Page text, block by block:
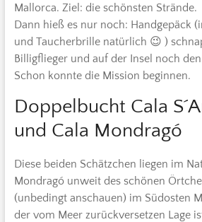
Mallorca. Ziel: die schönsten Strände.
Dann hieß es nur noch: Handgepäck
und Taucherbrille natürlich 😉 )
Billigflieger und auf der Insel noch
Schon konnte die Mission beginnen.
Doppelbucht Cala
und Cala Mondragó
Diese beiden Schätzchen liegen im
Mondragó unweit des schönen
(unbedingt anschauen) im Südosten
der vom Meer zurückversetzen Lage